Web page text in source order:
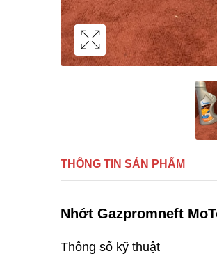
THÔNG TIN SẢN PHẨM
Nhớt Gazpromneft
Thông số kỹ thuật